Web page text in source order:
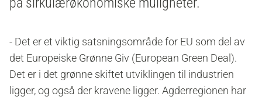
- Det er et viktig satsningsområde for EU som del av
det Europeiske Grønne Giv (European Green Deal).
Det er i det grønne skiftet utviklingen til industrien
ligger, og også der kravene ligger. Agderregionen har